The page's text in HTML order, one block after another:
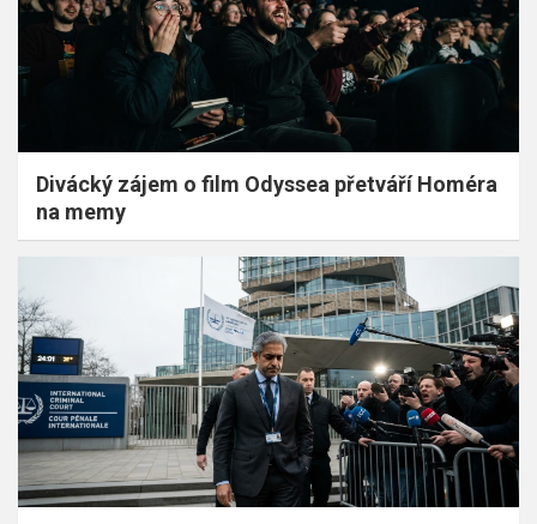
Divácký zájem o film Odyssea přetváří Homéra
na memy